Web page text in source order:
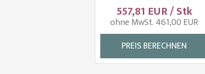
557,81 EUR / Stk
ohne MwSt. 461,00 EUR
PREIS BERECHNEN